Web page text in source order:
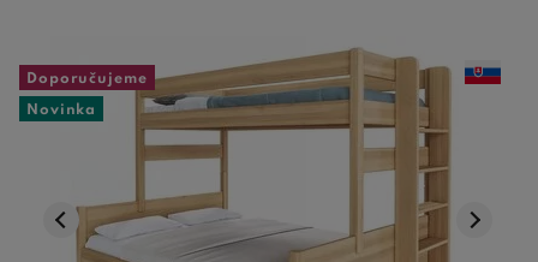
Doporučujeme
Novinka